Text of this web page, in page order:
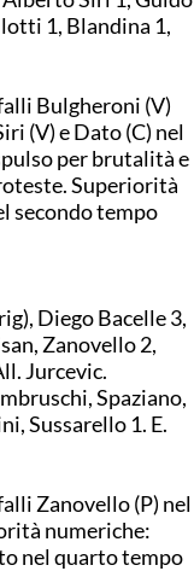
1, Blandina 1,
Bulgheroni (V)
(V) e Dato (C) nel
per brutalità e
Superiorità
secondo tempo
Diego Bacelle 3,
Zanovello 2,
Jurcevic.
Spaziano,
Sussarello 1. E.
Zanovello (P) nel
numeriche:
nel quarto tempo